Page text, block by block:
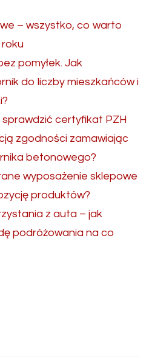
– wszystko, co warto
pomyłek. Jak
do liczby mieszkańców i
certyfikat PZH
zgodności zamawiając
betonowego?
wyposażenie sklepowe
produktów?
z auta – jak
podróżowania na co